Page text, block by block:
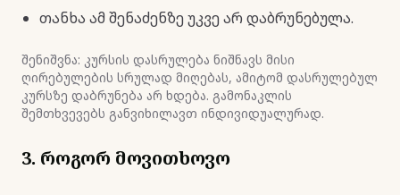
თანხა ამ შენაძენზე უკვე არ დაბრუნებულა.
შენიშვნა: კურსის დასრულება ნიშნავს მისი
ღირებულების სრულად მიღებას, ამიტომ დასრულებულ
კურსზე დაბრუნება არ ხდება. გამონაკლის
შემთხვევებს განვიხილავთ ინდივიდუალურად.
3. როგორ მოვითხოვო